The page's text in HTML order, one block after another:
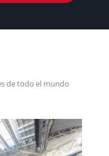
de todo el mundo